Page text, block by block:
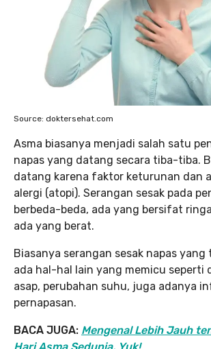
Source: doktersehat.com
Asma biasanya menjadi salah satu
napas yang datang secara tiba-tiba.
datang karena faktor keturunan dan
alergi (atopi). Serangan sesak pada
berbeda-beda, ada yang bersifat
ada yang berat.
Biasanya serangan sesak napas yang
ada hal-hal lain yang memicu seperti
asap, perubahan suhu, juga adanya
pernapasan.
BACA JUGA: Mengenal Lebih Jauh
Hari Asma Sedunia, Yuk!